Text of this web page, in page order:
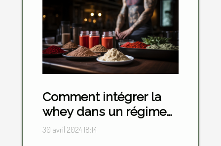
Comment intégrer la
whey dans un régime
alimentaire pour
30 avril 2024 18:14